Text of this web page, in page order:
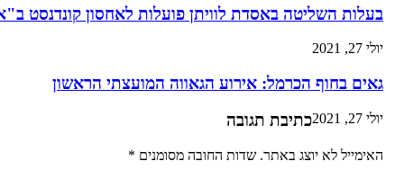
בעלות השליטה באסדת לוויתן פועלות לאחסון קונדנסט
יולי 27, 2021
גאים בחוף הכרמל: אירוע הגאווה המועצתי הראשון
יולי 27, 2021 כתיבת תגובה
האימייל לא יוצג באתר. שדות החובה מסומנים *